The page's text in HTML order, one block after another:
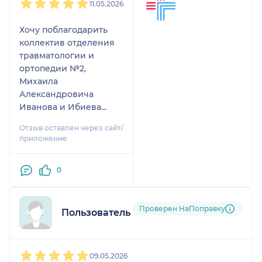
11.05.2026
Хочу поблагодарить
коллектив отделения
травматологии и
ортопедии №2,
Михаила
Александровича
Иванова и Ибиева
за качественно
выполненную.
провели операцию по
коленного сустава. Все
прошло быстро, чётко
и слаженно. От
выписки. Понравилось,
Отзыв оставлен через сайт/
приложение
0
Пользователь НаПоправку
Проверен НаПоправку
09.05.2026